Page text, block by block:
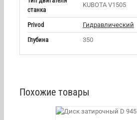
станка
KUBOTA V1505
Privod
Гидравлический
Глубина
350
Похожие товары